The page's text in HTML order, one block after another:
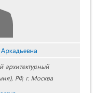
архитектурный
РФ, г. Москва